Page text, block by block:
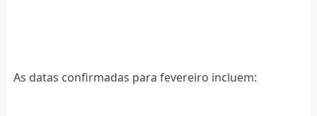
As datas confirmadas para fevereiro incluem: